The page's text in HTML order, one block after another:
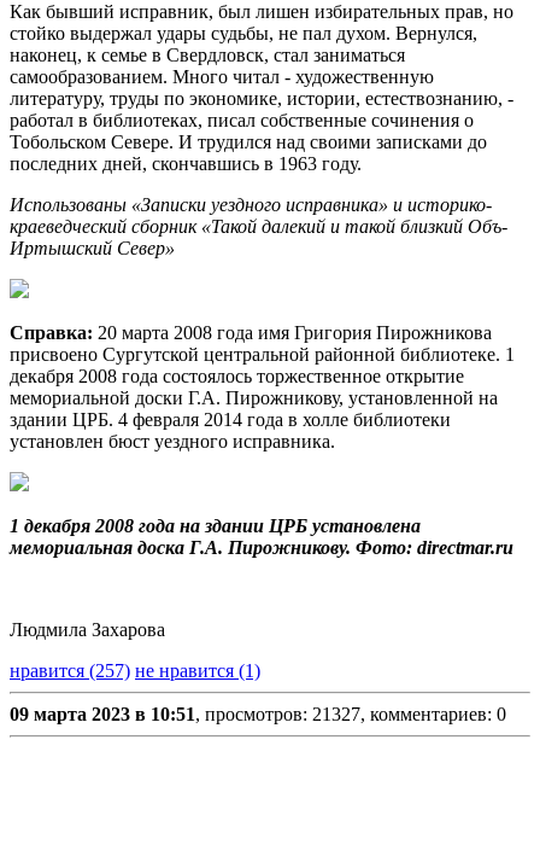
Как бывший исправник, был лишен избирательных прав, но
стойко выдержал удары судьбы, не пал духом. Вернулся,
наконец, к семье в Свердловск, стал заниматься
самообразованием. Много читал - художественную
литературу, труды по экономике, истории, естествознанию, -
работал в библиотеках, писал собственные сочинения о
Тобольском Севере. И трудился над своими записками до
последних дней, скончавшись в 1963 году.
Использованы «Записки уездного исправника» и историко-
краеведческий сборник «Такой далекий и такой близкий Объ-
Иртышский Север»
Справка: 20 марта 2008 года имя Григория Пирожникова
присвоено Сургутской центральной районной библиотеке. 1
декабря 2008 года состоялось торжественное открытие
мемориальной доски Г.А. Пирожникову, установленной на
здании ЦРБ. 4 февраля 2014 года в холле библиотеки
установлен бюст уездного исправника.
1 декабря 2008 года на здании ЦРБ установлена
мемориальная доска Г.А. Пирожникову. Фото: directmar.ru
Людмила Захарова
нравится (257) не нравится (1)
09 марта 2023 в 10:51, просмотров: 21327, комментариев: 0